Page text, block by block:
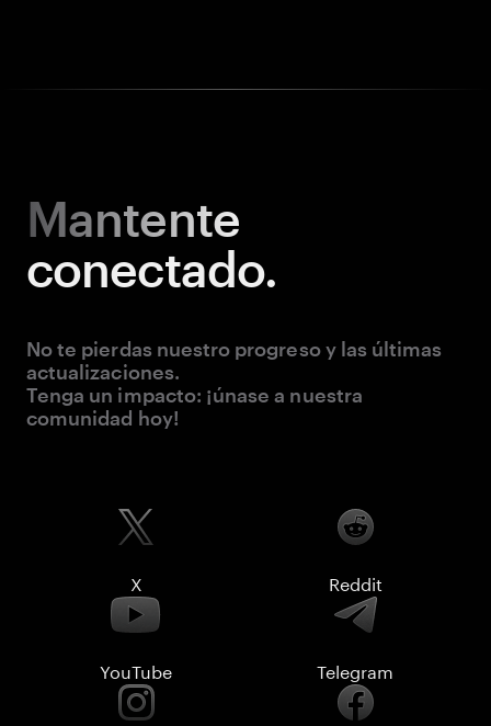
Mantente
conectado.
No te pierdas nuestro progreso y las últimas
actualizaciones.
Tenga un impacto: ¡únase a nuestra
comunidad hoy!
X Reddit
YouTube Telegram